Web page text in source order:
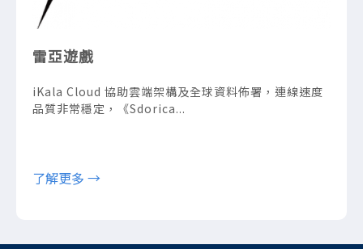
雷亞遊戲
iKala Cloud 協助雲端架構及全球資料佈署，連線速度
品質非常穩定，《Sdorica...
了解更多 →